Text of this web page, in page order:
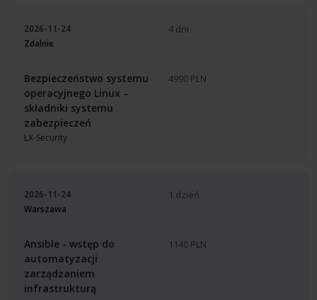
2026-11-24
Zdalnie
Bezpieczeństwo systemu
operacyjnego Linux –
składniki systemu
zabezpieczeń
LX-Security
4 dni
4990 PLN
2026-11-24
Warszawa
Ansible - wstęp do
automatyzacji
zarządzaniem
infrastrukturą
1 dzień
1140 PLN